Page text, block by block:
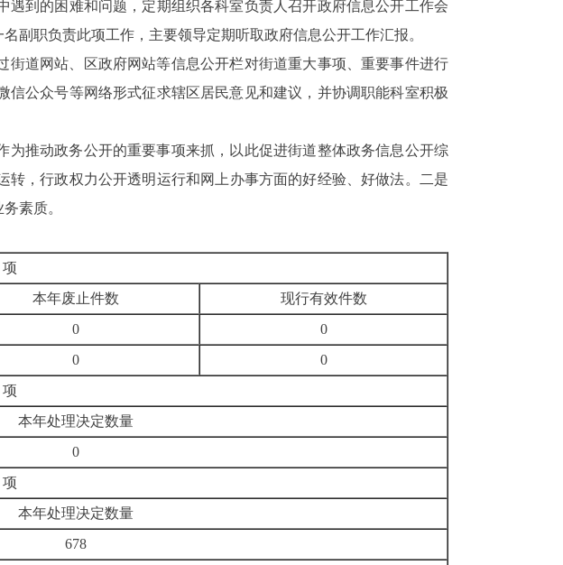
到的困难和问题，定期组织各科室负责人召开政府信息公开工作会
副职负责此项工作，主要领导定期听取政府信息公开工作汇报。
街道网站、区政府网站等信息公开栏对街道重大事项、重要事件进行
公众号等网络形式征求辖区居民意见和建议，并协调职能科室积极
为推动政务公开的重要事项来抓，以此促进街道整体政务信息公开综
转，行政权力公开透明运行和网上办事方面的好经验、好做法。
二是
素质。
本年废止件数 现行有效件数
0
0
0
0
本年处理决定数量
0
本年处理决定数量
678